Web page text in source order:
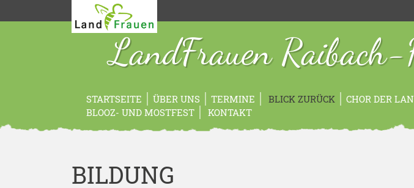
LandFrauen Raibach-
STARTSEITE ÜBER UNS TERMINE BLICK ZURÜCK CHOR DER
BLOOZ- UND MOSTFEST
KONTAKT
BILDUNG